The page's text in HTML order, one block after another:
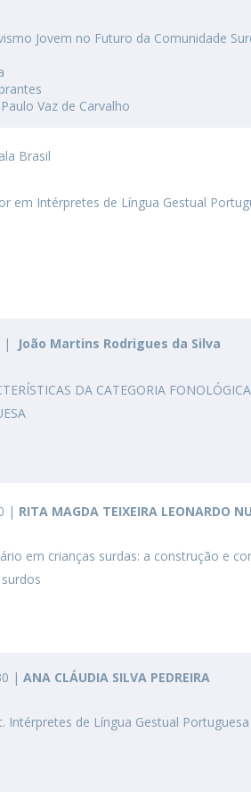
Jovem no Futuro da Comunidade
Vaz de Carvalho
Brasil
em Intérpretes de Língua Gestual
| João Martins Rodrigues da Silva
DA CATEGORIA
| RITA MAGDA TEIXEIRA LEONARDO
em crianças surdas: a construção e
|ANA CLÁUDIA SILVA PEDREIRA
Intérpretes de Língua Gestual